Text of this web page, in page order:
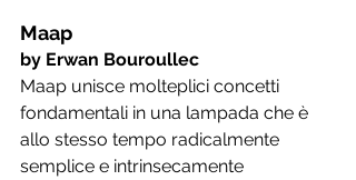
Maap
﻿by Erwan Bouroullec
Maap unisce molteplici concetti
fondamentali in una lampada che è
allo stesso tempo radicalmente
semplice e intrinsecamente